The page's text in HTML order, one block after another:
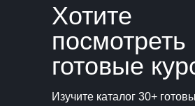
Хотите
посмотреть
готовые
Изучите каталог 30+